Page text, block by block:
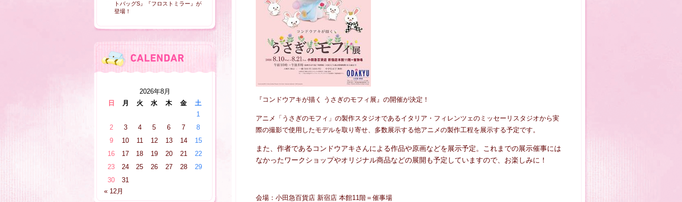
トバッグS』『フロストミラー』が
登場！
2026年8月
日
月 火 水 木 金
土
1
2
3 4 5 6 7
8
9
10 11 12 13 14
15
16
17 18 19 20 21
22
23
24 25 26 27 28
29
30
31
« 12月
『コンドウアキが描く うさぎのモフィ展』の開催が決定！
アニメ「うさぎのモフィ」の製作スタジオであるイタリア・フィレンツェのミッセーリスタジオから実
際の撮影で使用したモデルを取り寄せ、多数展示する他アニメの製作工程を展示する予定です。
また、作者であるコンドウアキさんによる作品や原画などを展示予定。これまでの展示催事には
なかったワークショップやオリジナル商品などの展開も予定していますので、お楽しみに！
会場：小田急百貨店 新宿店 本館11階＝催事場